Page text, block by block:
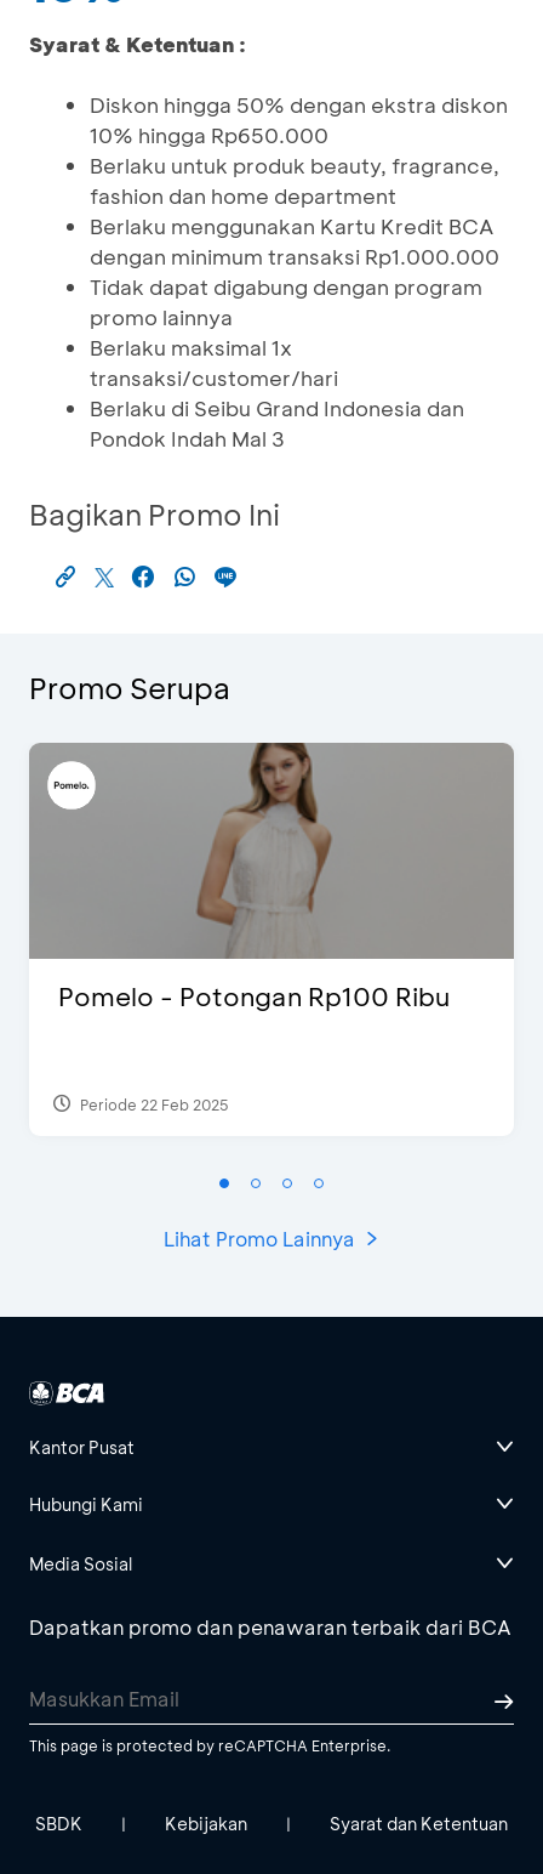
Syarat & Ketentuan :
Diskon hingga 50% dengan ekstra diskon
10% hingga Rp650.000
Berlaku untuk produk beauty, fragrance,
fashion dan home department
Berlaku menggunakan Kartu Kredit BCA
dengan minimum transaksi Rp1.000.000
Tidak dapat digabung dengan program
promo lainnya
Berlaku maksimal 1x
transaksi/customer/hari
Berlaku di Seibu Grand Indonesia dan
Pondok Indah Mal 3
Bagikan Promo Ini
Promo Serupa
Pomelo - Potongan Rp100 Ribu
Periode 22 Feb 2025
Lihat Promo Lainnya
Kantor Pusat
Hubungi Kami
Media Sosial
Dapatkan promo dan penawaran terbaik dari BCA
This page is protected by reCAPTCHA Enterprise.
SBDK | Kebijakan | Syarat dan Ketentuan